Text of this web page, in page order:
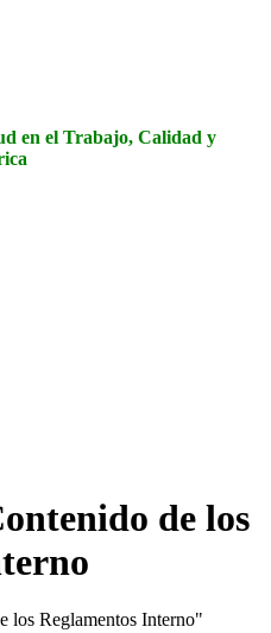
en el Trabajo, Calidad y
de los
los Reglamentos Interno"